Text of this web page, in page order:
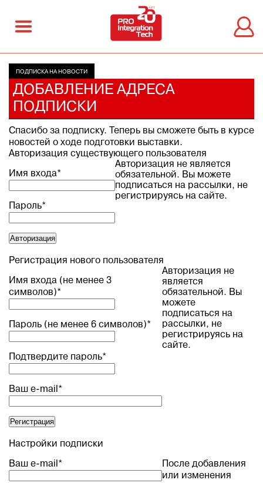
ПОДПИСКА НА НОВОСТИ
ДОБАВЛЕНИЕ АДРЕСА
ПОДПИСКИ
Спасибо за подписку. Теперь вы сможете быть в курсе
новостей о ходе подготовки выставки.
Авторизация существующего пользователя
Имя входа*
Пароль*
Авторизация не является
обязательной. Вы можете
подписаться на рассылки, не
регистрируясь на сайте.
Регистрация нового пользователя
Имя входа (не менее 3
символов) *
Пароль (не менее 6 символов) *
Подтвердите пароль*
Ваш e-mail *
Авторизация не
является
обязательной. Вы
можете
подписаться на
рассылки, не
регистрируясь на
сайте.
Настройки подписки
Ваш e-mail *
После добавления
или изменения